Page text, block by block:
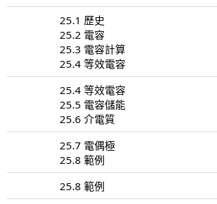
25.1 歷史
25.2 電容
25.3 電容計算
25.4 等效電容
25.4 等效電容
25.5 電容儲能
25.6 介電質
25.7 電偶極
25.8 範例
25.8 範例